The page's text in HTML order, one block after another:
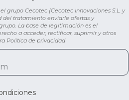
grupo Cecotec (Cecotec Innovaciones S.L. y
del tratamiento enviarle ofertas y
La base de legitimación es el
a acceder, rectificar, suprimir y otros
Política de privacidad